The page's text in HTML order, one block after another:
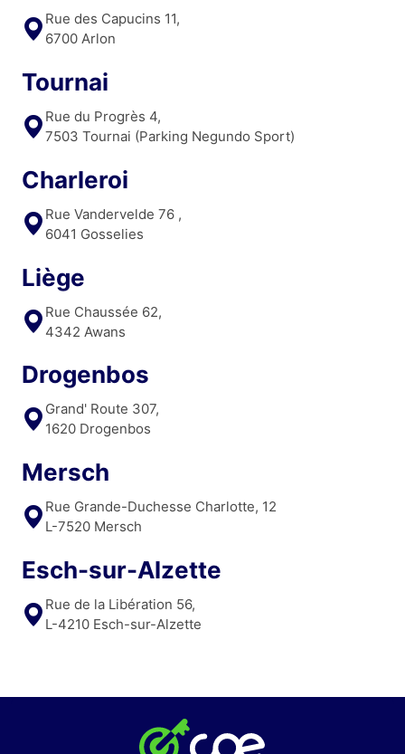
Rue des Capucins 11,
6700 Arlon
Tournai
Rue du Progrès 4,
7503 Tournai (Parking Negundo Sport)
Charleroi
Rue Vandervelde 76 ,
6041 Gosselies
Liège
Rue Chaussée 62,
4342 Awans
Drogenbos
Grand' Route 307,
1620 Drogenbos
Mersch
Rue Grande-Duchesse Charlotte, 12
L-7520 Mersch
Esch-sur-Alzette
Rue de la Libération 56,
L-4210 Esch-sur-Alzette